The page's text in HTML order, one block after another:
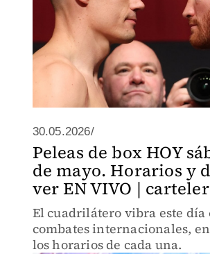
30.05.2026/
Peleas de box HOY
de mayo. Horarios y
ver EN VIVO |
El cuadrilátero vibra este día
combates internacionales,
los horarios de cada una.